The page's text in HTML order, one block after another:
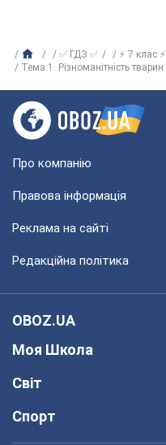
✅ ГДЗ ✅ ⚡ 7 клас ⚡
Тема 1. Різноманітність тварин
Про компанію
Правова інформація
Реклама на сайті
Редакційна політика
OBOZ.UA
Моя Школа
Світ
Спорт